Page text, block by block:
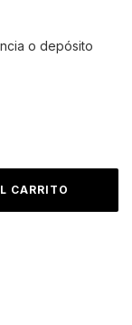
o depósito